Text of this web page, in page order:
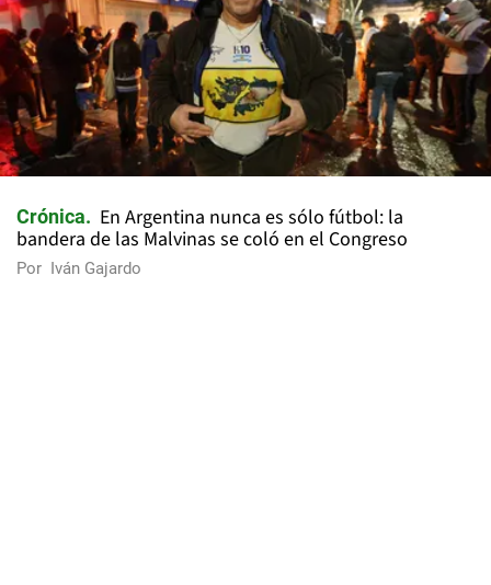
Crónica
En Argentina nunca es sólo fútbol: la
bandera de las Malvinas se coló en el Congreso
Por Iván Gajardo